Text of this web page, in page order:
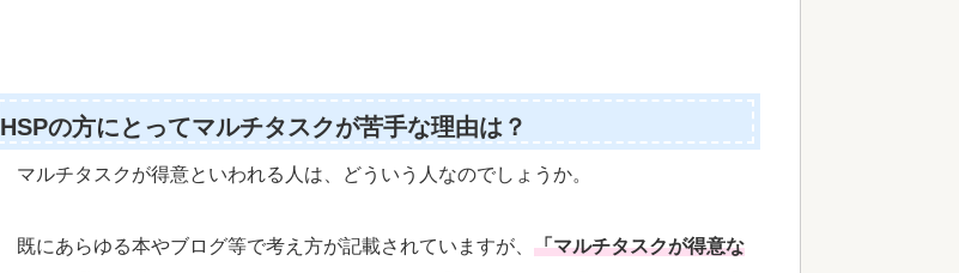
HSPの方にとってマルチタスクが苦手な理由は？
マルチタスクが得意といわれる人は、どういう人なのでしょうか。
既にあらゆる本やブログ等で考え方が記載されていますが、 「マルチタスクが得意な